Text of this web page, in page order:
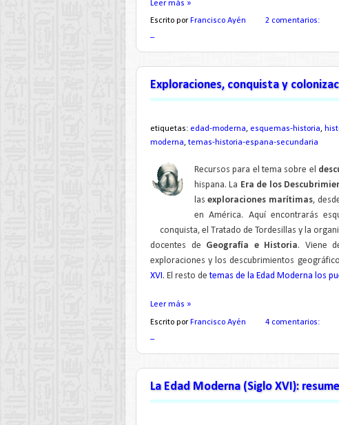
Leer más »
Escrito por Francisco Ayén
2 comentarios:
Exploraciones, conquista y
etiquetas: edad-moderna, esquemas-historia,
moderna, temas-historia-espana-secundaria
Recursos para el tema sobre el
hispana. La Era de los
lasexploraciones marítimas,
en América. Aquí encontrarás
conquista, el Tratado de Tordesillas y la
docentes de Geografía e Historia. Viene
exploraciones y los descubrimientos
XVI . El resto de temas de la Edad Moderna los
Leer más »
Escrito por Francisco Ayén
4 comentarios:
La Edad Moderna (Siglo XVI):